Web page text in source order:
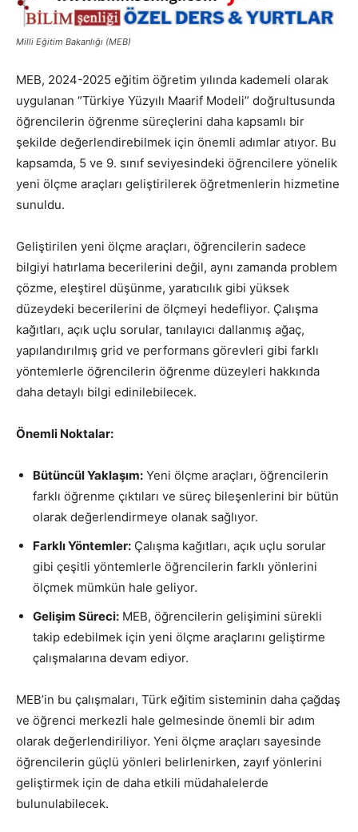
Milli Eğitim Bakanlığı (MEB)
MEB, 2024-2025 eğitim öğretim yılında kademeli olarak
uygulanan “Türkiye Yüzyılı Maarif Modeli” doğrultusunda
öğrencilerin öğrenme süreçlerini daha kapsamlı bir
şekilde değerlendirebilmek için önemli adımlar atıyor. Bu
kapsamda, 5 ve 9. sınıf seviyesindeki öğrencilere yönelik
yeni ölçme araçları geliştirilerek öğretmenlerin hizmetine
sunuldu.
Geliştirilen yeni ölçme araçları, öğrencilerin sadece
bilgiyi hatırlama becerilerini değil, aynı zamanda problem
çözme, eleştirel düşünme, yaratıcılık gibi yüksek
düzeydeki becerilerini de ölçmeyi hedefliyor. Çalışma
kağıtları, açık uçlu sorular, tanılayıcı dallanmış ağaç,
yapılandırılmış grid ve performans görevleri gibi farklı
yöntemlerle öğrencilerin öğrenme düzeyleri hakkında
daha detaylı bilgi edinilebilecek.
Önemli Noktalar:
Bütüncül Yaklaşım: Yeni ölçme araçları, öğrencilerin
farklı öğrenme çıktıları ve süreç bileşenlerini bir bütün
olarak değerlendirmeye olanak sağlıyor.
Farklı Yöntemler: Çalışma kağıtları, açık uçlu sorular
gibi çeşitli yöntemlerle öğrencilerin farklı yönlerini
ölçmek mümkün hale geliyor.
Gelişim Süreci: MEB, öğrencilerin gelişimini sürekli
takip edebilmek için yeni ölçme araçlarını geliştirme
çalışmalarına devam ediyor.
MEB’in bu çalışmaları, Türk eğitim sisteminin daha çağdaş
ve öğrenci merkezli hale gelmesinde önemli bir adım
olarak değerlendiriliyor. Yeni ölçme araçları sayesinde
öğrencilerin güçlü yönleri belirlenirken, zayıf yönlerini
geliştirmek için de daha etkili müdahalelerde
bulunulabilecek.